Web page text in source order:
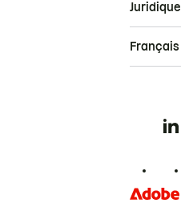
Juridique
Français